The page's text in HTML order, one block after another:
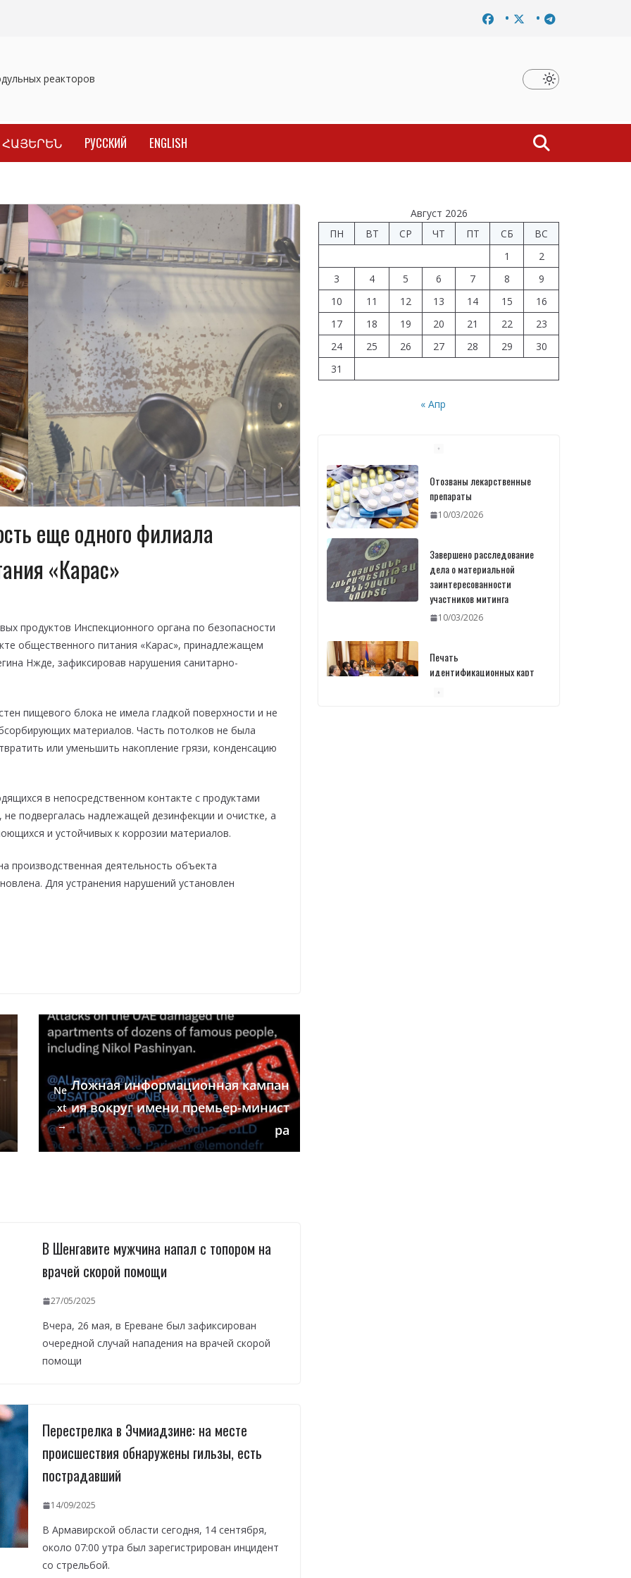
реакторов Завершено расследование дела о материальной
ՀԱՅԵՐԵՆ РУССКИЙ ENGLISH
еще одного филиала
«Карас»
продуктов Инспекционного органа по безопасности
общественного питания «Карас», принадлежащем
Нжде, зафиксировав нарушения санитарно-
пищевого блока не имела гладкой поверхности и не
материалов. Часть потолков не была
или уменьшить накопление грязи, конденсацию
в непосредственном контакте с продуктами
подвергалась надлежащей дезинфекции и очистке, а
и устойчивых к коррозии материалов.
производственная деятельность объекта
Для устранения нарушений установлен
Ne
xt
→
Ложная информационная кампан
ия вокруг имени премьер-минист
ра
В Шенгавите мужчина напал с топором на
врачей скорой помощи
27/05/2025
Вчера, 26 мая, в Ереване был зафиксирован
очередной случай нападения на врачей скорой
помощи
Перестрелка в Эчмиадзине: на месте
происшествия обнаружены гильзы, есть
пострадавший
14/09/2025
В Армавирской области сегодня, 14 сентября,
около 07:00 утра был зарегистрирован инцидент
со стрельбой.
Август 2026
ПН
ВТ СР ЧТ ПТ СБ
ВС
1
2
3
4 5 6 7 8
9
10
11 12 13 14 15
16
17
18 19 20 21 22
23
24
25 26 27 28 29
30
31
« Апр
Отозваны лекарственные
препараты
10/03/2026
Завершено расследование
дела о материальной
заинтересованности
участников митинга
10/03/2026
Печать
идентификационных карт